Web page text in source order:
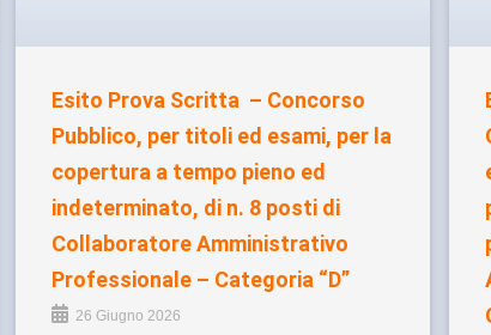
Esito Prova Scritta – Concorso
Pubblico, per titoli ed esami, per la
copertura a tempo pieno ed
indeterminato, di n. 8 posti di
Collaboratore Amministrativo
Professionale – Categoria “D”
26 Giugno 2026